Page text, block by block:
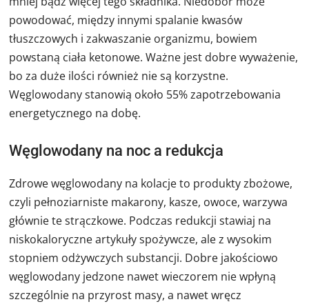
powodować, między innymi spalanie kwasów
tłuszczowych i zakwaszanie organizmu, bowiem
powstaną ciała ketonowe. Ważne jest dobre wyważenie,
bo za duże ilości również nie są korzystne.
Węglowodany stanowią około 55% zapotrzebowania
energetycznego na dobę.
Węglowodany na noc a redukcja
Zdrowe węglowodany na kolacje to produkty zbożowe,
czyli pełnoziarniste makarony, kasze, owoce, warzywa
głównie te strączkowe. Podczas redukcji stawiaj na
niskokaloryczne artykuły spożywcze, ale z wysokim
stopniem odżywczych substancji. Dobre jakościowo
węglowodany jedzone nawet wieczorem nie wpłyną
szczególnie na przyrost masy, a nawet wręcz